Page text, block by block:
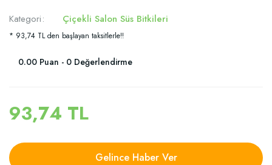
Kategori Çiçekli Salon Süs Bitkileri
* 93,74 TL den başlayan taksitlerle!!
0.00 Puan - 0 Değerlendirme
93,74 TL
Gelince Haber Ver